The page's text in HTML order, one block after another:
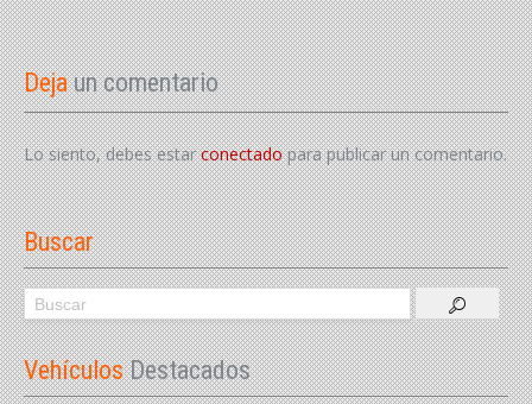
Dejaun comentario
Lo siento, debes estarconectadopara publicar un comentario.
Buscar
VehículosDestacados